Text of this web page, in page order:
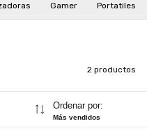
Gamer Portatiles
2 productos
Ordenar por:
Más vendidos